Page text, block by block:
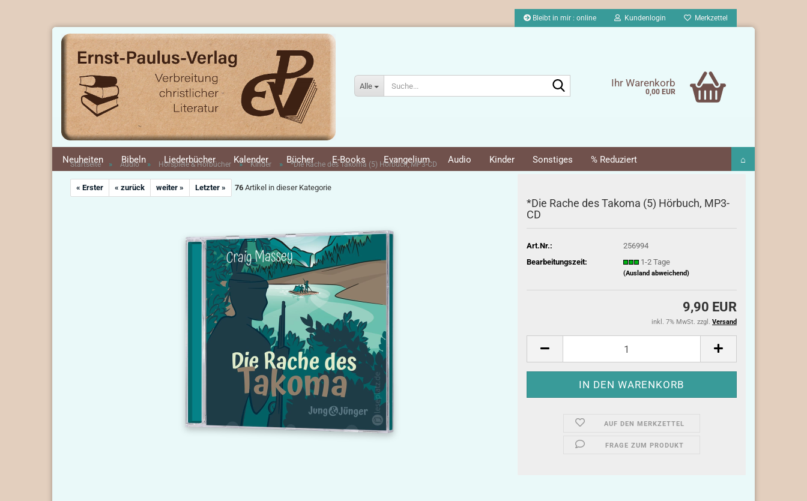
Bleibt in mir : online Kundenlogin Merkzettel
Alle Ihr Warenkorb
0,00 EUR
Neuheiten Bibeln Liederbücher Kalender Bücher E-Books Evangelium Audio Kinder Sonstiges % Reduziert ⌂
Startseite » Audio » Hörspiele & Hörbücher » Kinder » *Die Rache des Takoma (5) Hörbuch, MP3-CD
« Erster « zurück weiter » Letzter » 76 Artikel in dieser Kategorie
*Die Rache des Takoma (5) Hörbuch, MP3-
CD
Art.Nr.:
256994
Bearbeitungszeit:
1-2 Tage
(Ausland abweichend)
9,90 EUR
inkl. 7% MwSt. zzgl. Versand
AUF DEN MERKZETTEL
FRAGE ZUM PRODUKT